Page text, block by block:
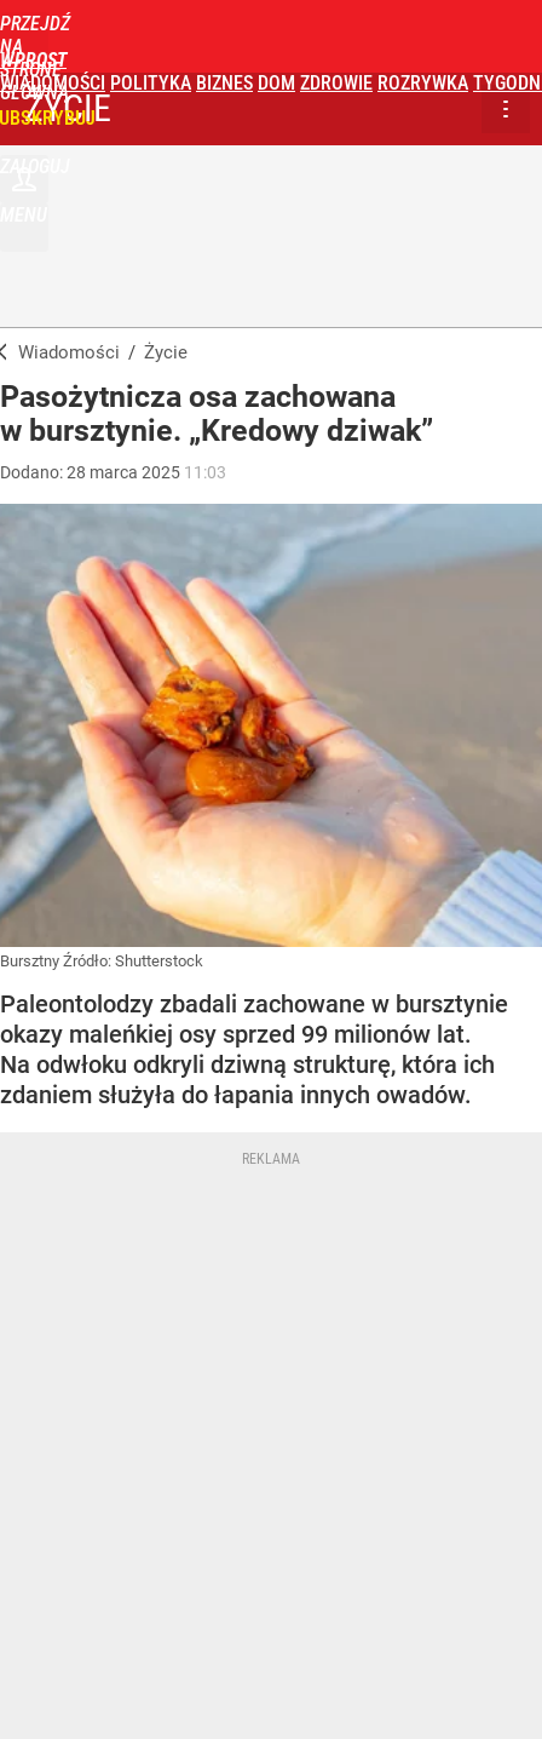
PRZEJDŹ
NA
STRONĘ
GŁÓWNĄ
WPROST
WIADOMOŚCI POLITYKA BIZNES DOM ZDROWIE ROZRYWKA
ŻYCIE
Wiadomości / Życie
Pasożytnicza osa zachowana
w bursztynie. „Kredowy dziwak”
Dodano:28 marca 2025 11:03
Bursztny Źródło: Shutterstock
Paleontolodzy zbadali zachowane w bursztynie
okazy maleńkiej osy sprzed 99 milionów lat.
Na odwłoku odkryli dziwną strukturę, która ich
zdaniem służyła do łapania innych owadów.